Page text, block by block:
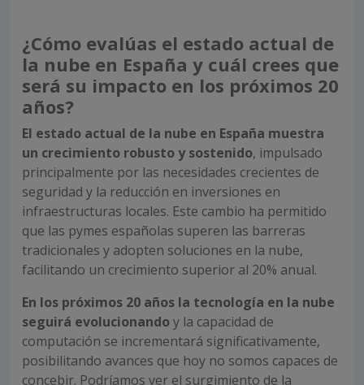
¿Cómo evalúas el estado actual de
la nube en España y cuál crees que
será su impacto en los próximos 20
años?
El estado actual de la nube en España muestra
un crecimiento robusto y sostenido, impulsado
principalmente por las necesidades crecientes de
seguridad y la reducción en inversiones en
infraestructuras locales. Este cambio ha permitido
que las pymes españolas superen las barreras
tradicionales y adopten soluciones en la nube,
facilitando un crecimiento superior al 20% anual.
En los próximos 20 años la tecnología en la nube
seguirá evolucionandoy la capacidad de
computación se incrementará significativamente,
posibilitando avances que hoy no somos capaces de
concebir. Podríamos ver el surgimiento de la